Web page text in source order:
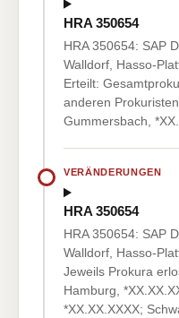
HRA 350654
HRA 350654: SAP
Walldorf, Hasso-
Erteilt:
anderen
Gummersbach,
VERÄNDERUNGEN
HRA 350654
HRA 350654: SAP
Walldorf, Hasso-
Jeweils Prokura
Hamburg,
*XX.XX.XXXX;